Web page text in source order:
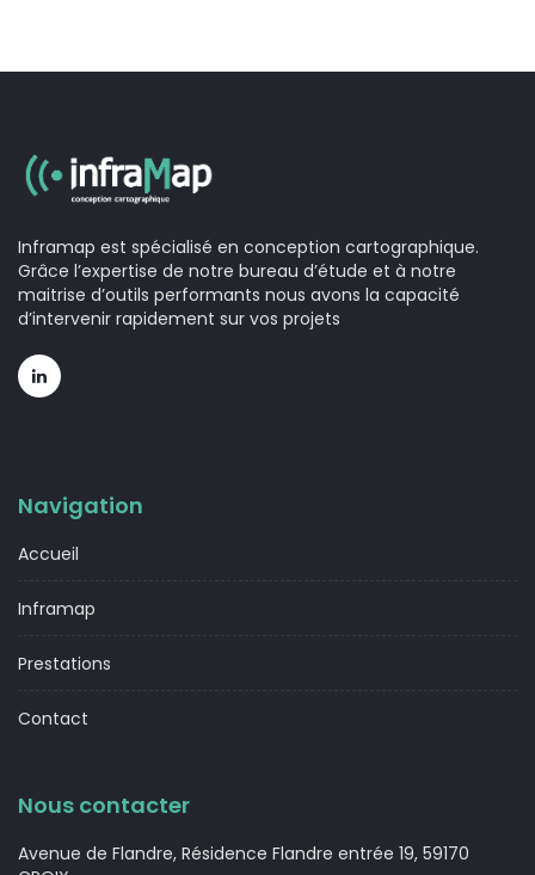
Inframap est spécialisé en conception cartographique.
Grâce l’expertise de notre bureau d’étude et à notre
maitrise d’outils performants nous avons la capacité
d’intervenir rapidement sur vos projets
Navigation
Accueil
Inframap
Prestations
Contact
Nous contacter
Avenue de Flandre, Résidence Flandre entrée 19, 59170